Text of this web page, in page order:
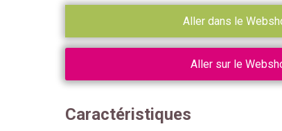
Aller dans le
Aller sur le
Caractéristiques